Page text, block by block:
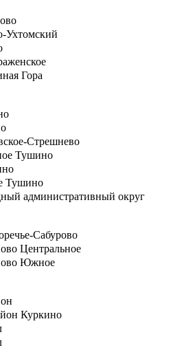
Ухтомский
Гора
Стрешнево
Тушино
Тушино
административный округ
Сабурово
Центральное
Южное
Куркино